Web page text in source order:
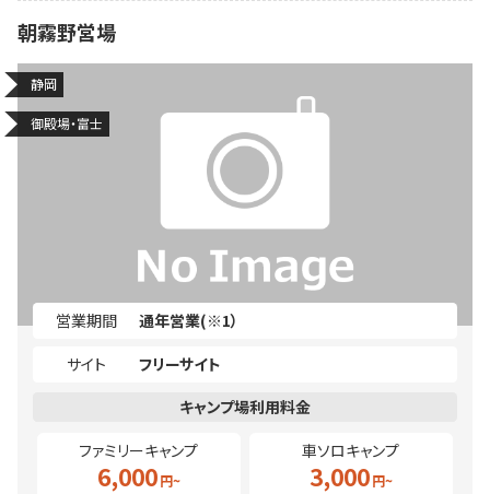
朝霧野営場
静岡
御殿場・富士
営業期間
通年営業(※1）
サイト
フリーサイト
ファミリーキャンプ
6,000
車ソロキャンプ
3,000